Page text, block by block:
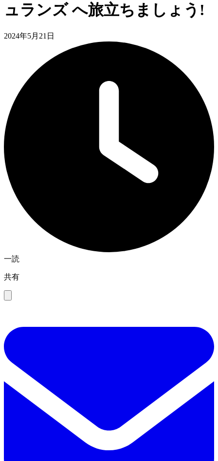
ュランズ へ旅立ちましょう!
2024年5月21日
一読
共有